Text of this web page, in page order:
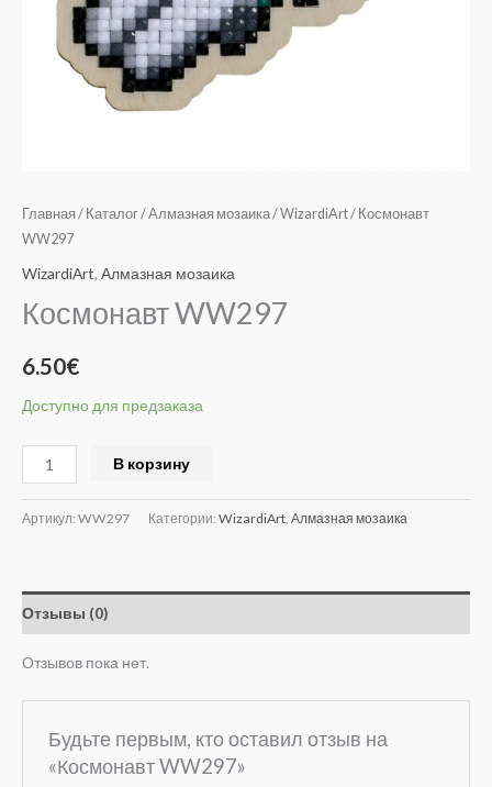
Главная / Каталог/Алмазная мозаика/WizardiArt/ Космонавт
WW297
WizardiArt, Алмазная мозаика
Космонавт WW297
6.50€
Доступно для предзаказа
В корзину
Артикул: WW297 Категории: WizardiArt, Алмазная мозаика
Отзывы (0)
Отзывов пока нет.
Будьте первым, кто оставил отзыв на
«Космонавт WW297»